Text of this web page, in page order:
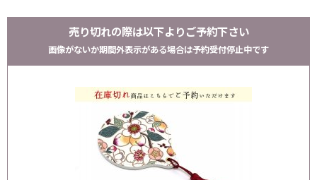
売り切れの際は以下よりご予約下さい
画像がないか期間外表示がある場合は予約受付停止中です